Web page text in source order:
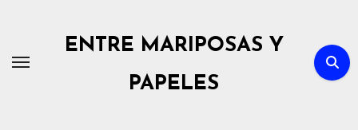
contenido
ENTRE MARIPOSAS Y
PAPELES